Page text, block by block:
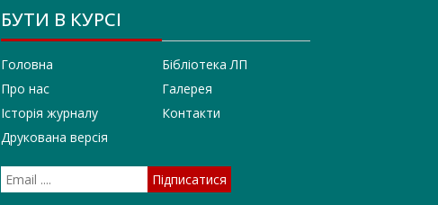
БУТИ В КУРСІ
Головна
Про нас
Історія журналу
Друкована версія
Бібліотека ЛП
Галерея
Контакти